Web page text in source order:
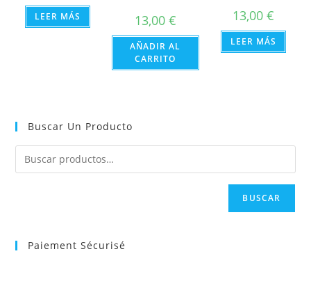
LEER MÁS 13,00 €
AÑADIR AL
CARRITO
13,00€
LEER MÁS
Buscar Un Producto
BUSCAR
Paiement Sécurisé